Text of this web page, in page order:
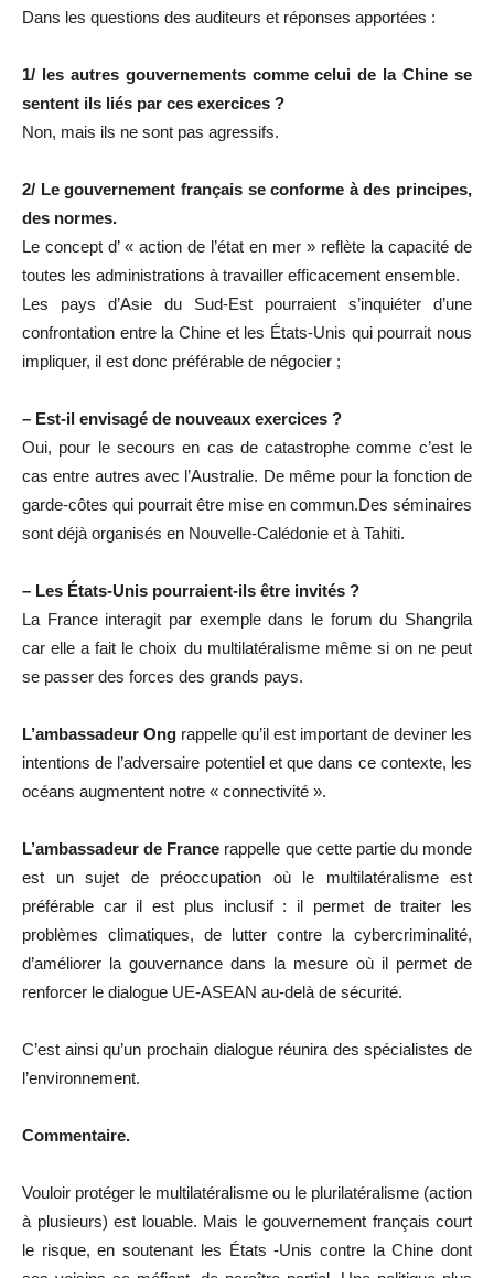
Dans les questions des auditeurs et réponses apportées :
1/ les autres gouvernements comme celui de la Chine se
sentent ils liés par ces exercices ?
Non, mais ils ne sont pas agressifs.
2/ Le gouvernement français se conforme à des principes,
des normes.
Le concept d’ « action de l’état en mer » reflète la capacité de
toutes les administrations à travailler efficacement ensemble.
Les pays d’Asie du Sud-Est pourraient s’inquiéter d’une
confrontation entre la Chine et les États-Unis qui pourrait nous
impliquer, il est donc préférable de négocier ;
– Est-il envisagé de nouveaux exercices ?
Oui, pour le secours en cas de catastrophe comme c’est le
cas entre autres avec l’Australie. De même pour la fonction de
garde-côtes qui pourrait être mise en commun.Des séminaires
sont déjà organisés en Nouvelle-Calédonie et à Tahiti.
– Les États-Unis pourraient-ils être invités ?
La France interagit par exemple dans le forum du Shangrila
car elle a fait le choix du multilatéralisme même si on ne peut
se passer des forces des grands pays.
L’ambassadeur Ong rappelle qu’il est important de deviner les
intentions de l’adversaire potentiel et que dans ce contexte, les
océans augmentent notre « connectivité ».
L’ambassadeur de France rappelle que cette partie du monde
est un sujet de préoccupation où le multilatéralisme est
préférable car il est plus inclusif : il permet de traiter les
problèmes climatiques, de lutter contre la cybercriminalité,
d’améliorer la gouvernance dans la mesure où il permet de
renforcer le dialogue UE-ASEAN au-delà de sécurité.
C’est ainsi qu’un prochain dialogue réunira des spécialistes de
l’environnement.
Commentaire.
Vouloir protéger le multilatéralisme ou le plurilatéralisme (action
à plusieurs) est louable. Mais le gouvernement français court
le risque, en soutenant les États -Unis contre la Chine dont